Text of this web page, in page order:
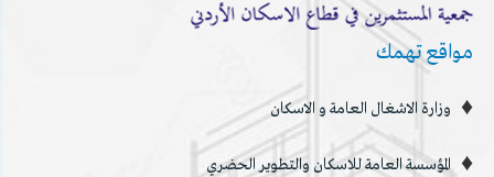
مواقع تهمك
وزارة الاشغال العامة و الاسكان
المؤسسة العامة للاسكان والتطوير الحضري